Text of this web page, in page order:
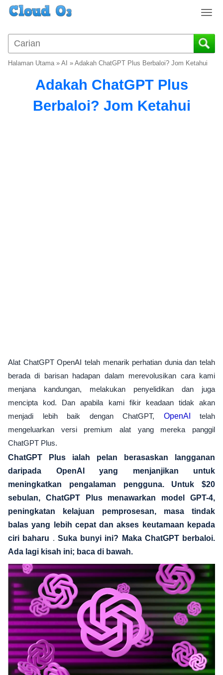
T
g
g
Halaman Utama» AI » Adakah ChatGPT Plus Berbaloi? Jom Ketahui
Adakah ChatGPT Plus
Berbaloi? Jom Ketahui
Alat ChatGPT OpenAI telah menarik perhatian dunia dan telah
berada di barisan hadapan dalam merevolusikan cara kami
menjana kandungan, melakukan penyelidikan dan juga
mencipta kod. Dan apabila kami fikir keadaan tidak akan
menjadi lebih baik dengan ChatGPT, OpenAI
telah
mengeluarkan versi premium alat yang mereka panggil
ChatGPT Plus.
ChatGPT Plus ialah pelan berasaskan langganan
daripada OpenAI yang menjanjikan untuk
meningkatkan pengalaman pengguna. Untuk $20
sebulan, ChatGPT Plus menawarkan model GPT-4,
peningkatan kelajuan pemprosesan, masa tindak
balas yang lebih cepatdan akses keutamaan kepada
ciri baharu . Suka bunyi ini? Maka ChatGPT berbaloi.
Ada lagi kisah ini; baca di bawah.